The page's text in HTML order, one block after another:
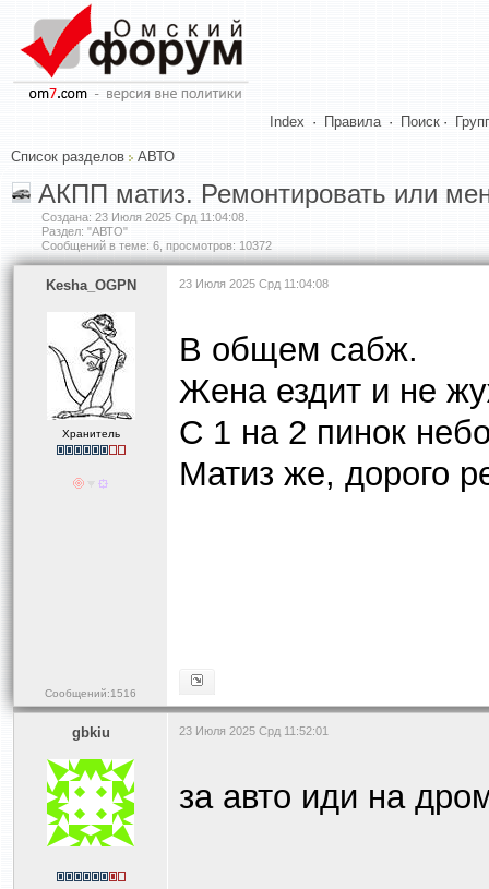
Index · Правила · Поиск ·
Список разделов АВТО
АКПП матиз. Ремонтировать или
Создана: 23 Июля 2025 Срд 11:04:08
Раздел: "АВТО"
Сообщений в теме: 6, просмотров: 10372
Kesha_OGPN
Хранитель
Сообщений:1516
23 Июля 2025 Срд 11:04:08
В общем сабж.
Жена ездит и не
С 1 на 2 пинок
Матиз же, дорого
gbkiu 23 Июля 2025 Срд 11:52:01
за авто иди на